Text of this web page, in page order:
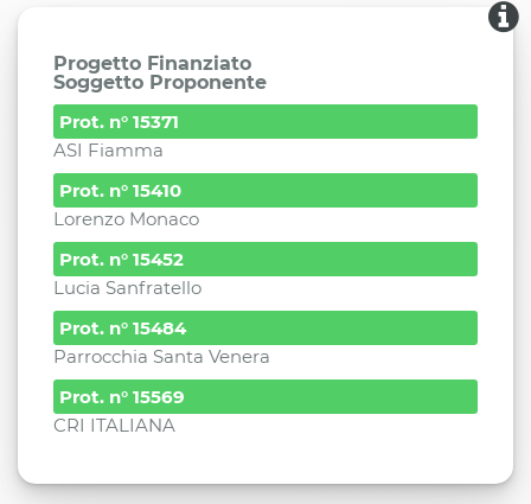
Progetto Finanziato
Soggetto Proponente
Prot. n° 15371
ASI Fiamma
Prot. n° 15410
Lorenzo Monaco
Prot. n° 15452
Lucia Sanfratello
Prot. n° 15484
Parrocchia Santa Venera
Prot. n° 15569
CRI ITALIANA